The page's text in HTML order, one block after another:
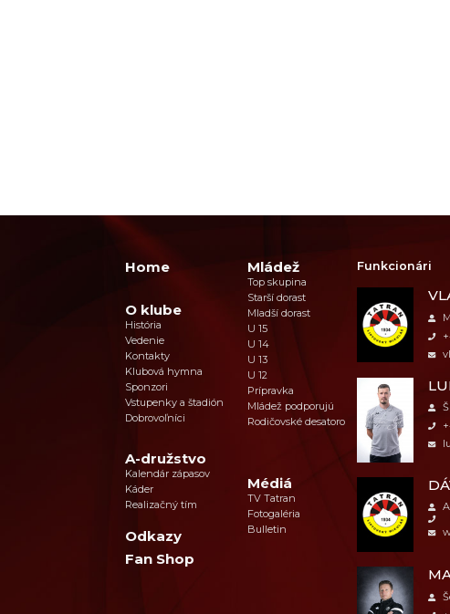
Home
O klube
História
Vedenie
Kontakty
Klubová hymna
Sponzori
Vstupenky a štadión
Dobrovoľníci
A-družstvo
Kalendár zápasov
Káder
Realizačný tím
Mládež
Top skupina
Starší dorast
Mladší dorast
U 15
U 14
U 13
U 12
Prípravka
Mládež podporujú
Rodičovské desatoro
Médiá
TV Tatran
Fotogaléria
Bulletin
Odkazy
Fan Shop
Funkcionári